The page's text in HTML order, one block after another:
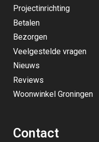
Projectinrichting
Betalen
Bezorgen
Veelgestelde vragen
Nieuws
Reviews
Woonwinkel Groningen
Contact